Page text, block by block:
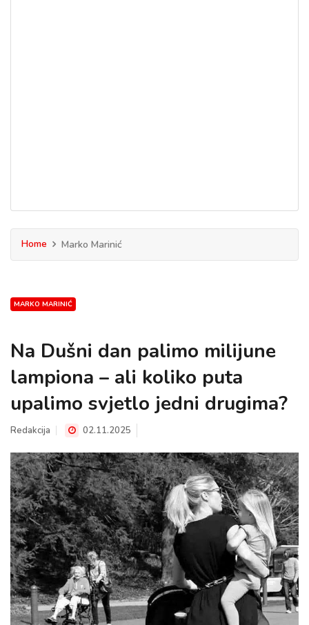
Home Marko Marinić
MARKO MARINIĆ
Na Dušni dan palimo milijune
lampiona – ali koliko puta
upalimo svjetlo jedni drugima?
Redakcija 02.11.2025